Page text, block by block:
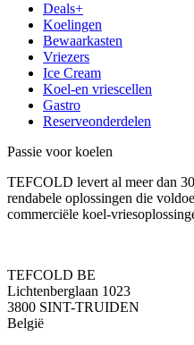
Deals+
Koelingen
Bewaarkasten
Vriezers
Ice Cream
Koel-en vriescellen
Gastro
Reserveonderdelen
Passie voor koelen
TEFCOLD levert al meer dan
rendabele oplossingen die
commerciële koel-
TEFCOLD BE
Lichtenberglaan 1023
3800 SINT-TRUIDEN
België